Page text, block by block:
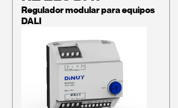
Regulador modular para equipos
DALI